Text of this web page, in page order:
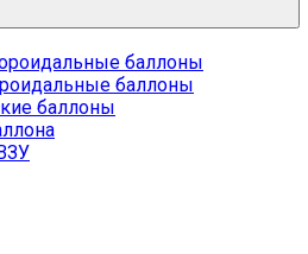
баллоны
баллоны
баллоны